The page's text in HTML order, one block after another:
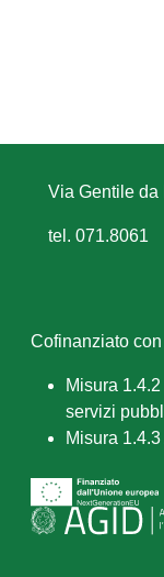
Via Gentile da
tel. 071.8061
Cofinanziato
Misura
servizi
Misura